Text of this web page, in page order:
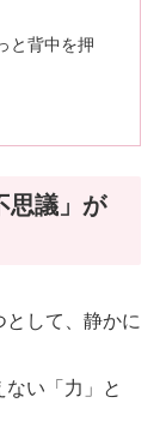
と背中を押
思議」が
して、静かに
い「力」と